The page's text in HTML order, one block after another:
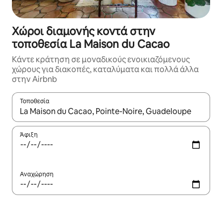
Χώροι διαμονής κοντά στην
τοποθεσία La Maison du Cacao
Κάντε κράτηση σε μοναδικούς ενοικιαζόμενους
χώρους για διακοπές, καταλύματα και πολλά άλλα
στην Airbnb
Τοποθεσία
Όταν τα αποτελέσματα είναι διαθέσιμα, μπορείτε να
Άφιξη
Αναχώρηση